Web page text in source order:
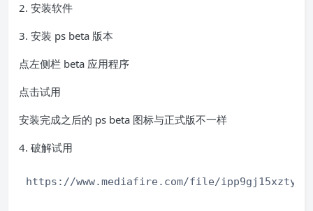
2. 安装软件
3. 安装 ps beta 版本
点左侧栏 beta 应用程序
点击试用
安装完成之后的 ps beta 图标与正式版不一样
4. 破解试用
https://www.mediafire.com/file/